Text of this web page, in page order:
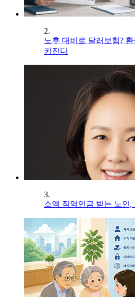
2.
노후 대비로 달러보험?
커진다
3.
소액 직역연금 받는 노인